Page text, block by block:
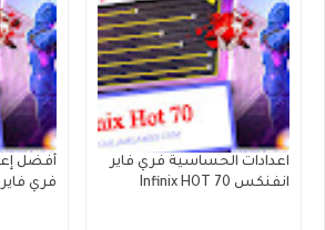
اعدادات الحساسية فري فاير
انفنكس Infinix HOT 70
أفضل
فري فاير Tecno Spark 50